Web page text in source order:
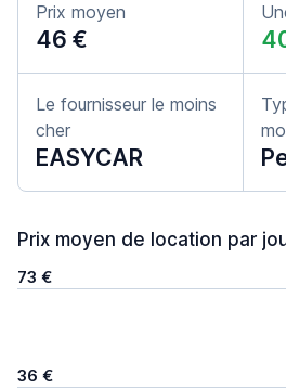
Prix moyen
46 €
Le fournisseur le moins
cher
EASYCAR
Prix moyen de location par
73 €
36 €